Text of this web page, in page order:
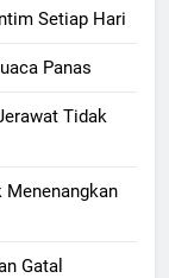
Setiap Hari
Panas
Tidak
Menenangkan
Gatal